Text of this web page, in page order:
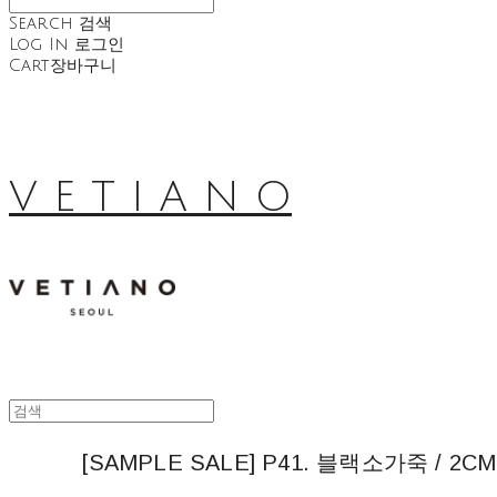
Search 검색
Log In 로그인
Cart장바구니
V E T I A N O
[SAMPLE SALE] P41. 블랙소가죽 /